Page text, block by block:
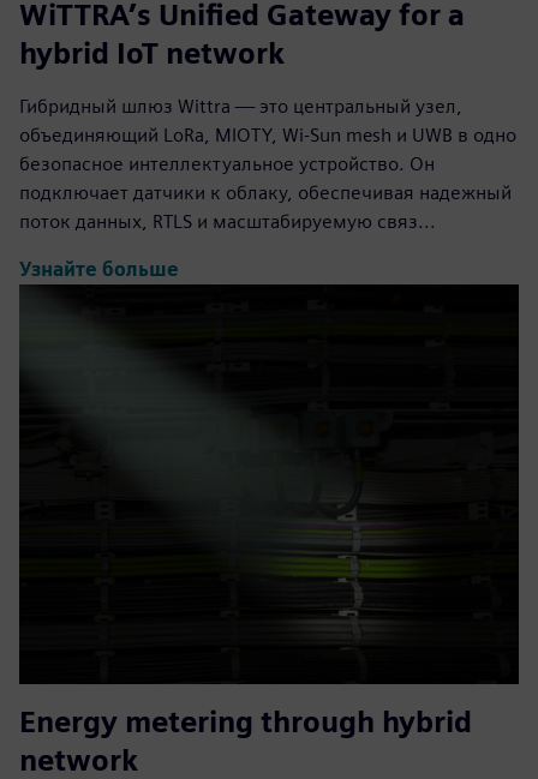
WiTTRA’s Unified Gateway for a
hybrid IoT network
Гибридный шлюз Wittra — это центральный узел,
объединяющий LoRa, MIOTY, Wi-Sun mesh и UWB в одно
безопасное интеллектуальное устройство. Он
подключает датчики к облаку, обеспечивая надежный
поток данных, RTLS и масштабируемую связ...
Узнайте больше
Energy metering through hybrid
network